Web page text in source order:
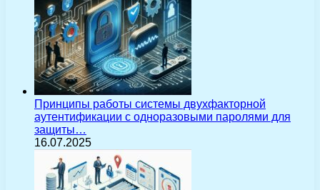
Принципы работы системы двухфакторной
аутентификации с одноразовыми паролями для
защиты…
16.07.2025